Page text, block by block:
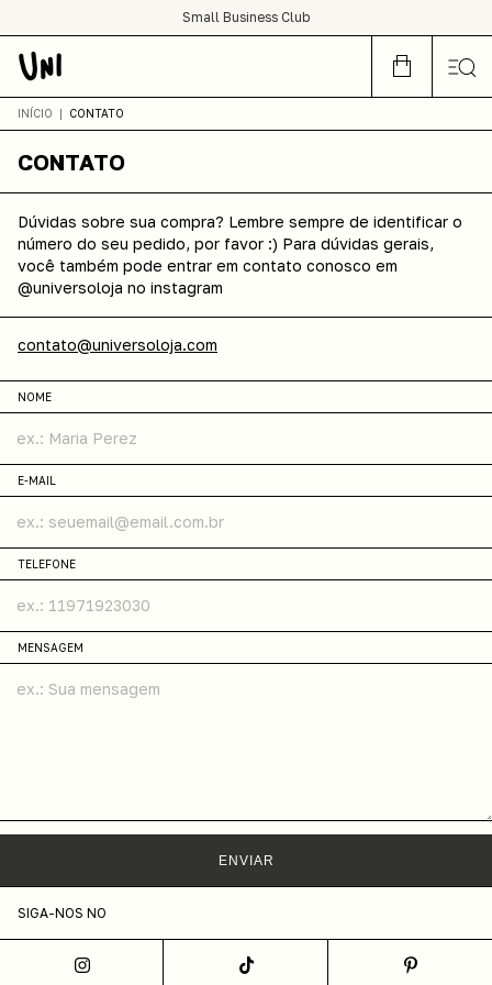
Small Business Club
condições de frete grátis para todo Brasil :)
INÍCIO | CONTATO
CONTATO
Dúvidas sobre sua compra? Lembre sempre de identificar o
número do seu pedido, por favor :) Para dúvidas gerais,
você também pode entrar em contato conosco em
@universoloja no instagram
contato@universoloja.com
NOME
E-MAIL
TELEFONE
MENSAGEM
ENVIAR
SIGA-NOS NO